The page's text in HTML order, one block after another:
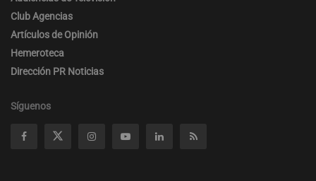
Club Agencias
Artículos de Opinión
Hemeroteca
Dirección PR Noticias
Síguenos